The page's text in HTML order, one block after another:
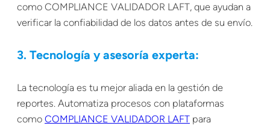
como COMPLIANCE VALIDADOR LAFT, que ayudan a
verificar la confiabilidad de los datos antes de su envío.
3. Tecnología y asesoría experta:
La tecnología es tu mejor aliada en la gestión de
reportes. Automatiza procesos con plataformas
como COMPLIANCE VALIDADOR LAFT para